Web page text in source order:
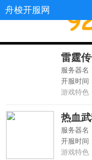
舟梭开服网